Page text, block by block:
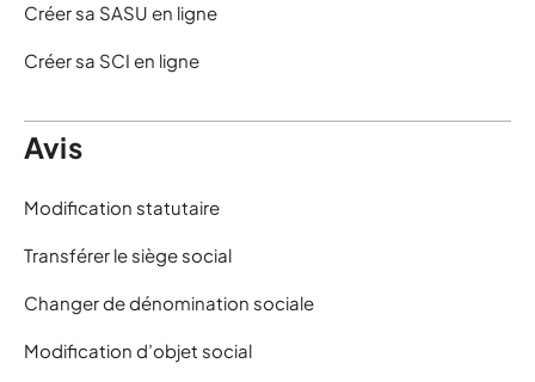
Créer sa SASU en ligne
Créer sa SCI en ligne
Avis
Modification statutaire
Transférer le siège social
Changer de dénomination sociale
Modification d’objet social